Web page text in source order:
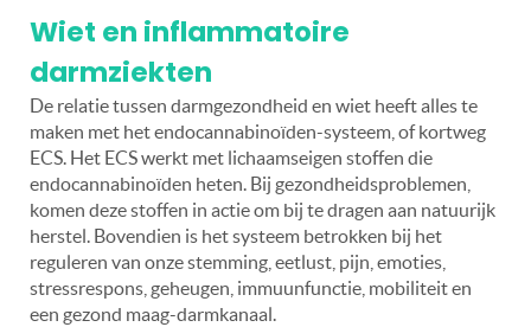
Wiet en inflammatoire
darmziekten
De relatie tussen darmgezondheid en wiet heeft alles te
maken met het endocannabinoïden-systeem, of kortweg
ECS. Het ECS werkt met lichaamseigen stoffen die
endocannabinoïden heten. Bij gezondheidsproblemen,
komen deze stoffen in actie om bij te dragen aan natuurijk
herstel. Bovendien is het systeem betrokken bij het
reguleren van onze stemming, eetlust, pijn, emoties,
stressrespons, geheugen, immuunfunctie, mobiliteit en
een gezond maag-darmkanaal.